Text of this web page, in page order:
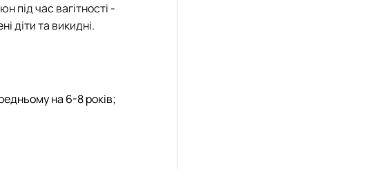
під час вагітності -
діти та викидні.
на 6-8 років;